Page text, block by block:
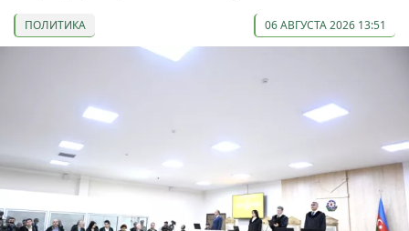
ПОЛИТИКА 06 АВГУСТА 2026 13:51